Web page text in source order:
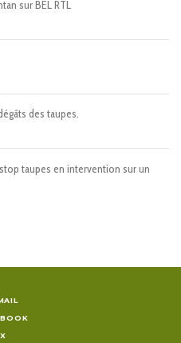
sur BEL RTL
des taupes.
taupes en intervention sur un
X